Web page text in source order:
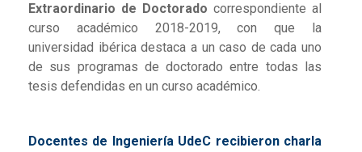
Extraordinario de Doctorado correspondiente al
curso académico 2018-2019, con que la
universidad ibérica destaca a un caso de cada uno
de sus programas de doctorado entre todas las
tesis defendidas en un curso académico.
Docentes de Ingeniería UdeC recibieron charla